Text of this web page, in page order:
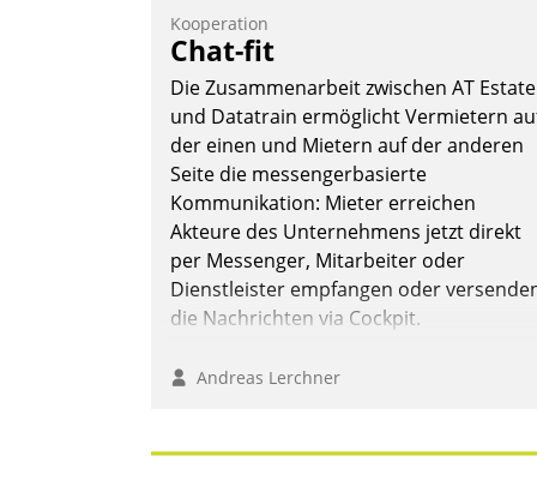
und Verwaltung von Aufträgen der
operativen Instandhaltung in die SAP-
Systemlandschaft deutscher
Wohnungsunternehmen – und
beschleunigt damit den Weg vom
Mieteranliegen zum Dienstleisterauftrag.
Nadja Hußmann
Kooperation
Chat-fit
Die Zusammenarbeit zwischen AT Estate
und Datatrain ermöglicht Vermietern
der einen und Mietern auf der anderen
Seite die messengerbasierte
Kommunikation: Mieter erreichen
Akteure des Unternehmens jetzt direkt
per Messenger, Mitarbeiter oder
Dienstleister empfangen oder
die Nachrichten via Cockpit.
Andreas Lerchner